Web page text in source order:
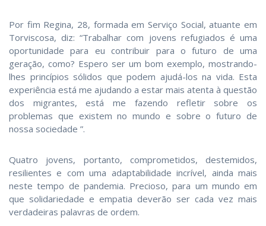
Por fim Regina, 28, formada em Serviço Social, atuante em
Torviscosa, diz: “Trabalhar com jovens refugiados é uma
oportunidade para eu contribuir para o futuro de uma
geração, como? Espero ser um bom exemplo, mostrando-
lhes princípios sólidos que podem ajudá-los na vida. Esta
experiência está me ajudando a estar mais atenta à questão
dos migrantes, está me fazendo refletir sobre os
problemas que existem no mundo e sobre o futuro de
nossa sociedade ”.
Quatro jovens, portanto, comprometidos, destemidos,
resilientes e com uma adaptabilidade incrível, ainda mais
neste tempo de pandemia. Precioso, para um mundo em
que solidariedade e empatia deverão ser cada vez mais
verdadeiras palavras de ordem.